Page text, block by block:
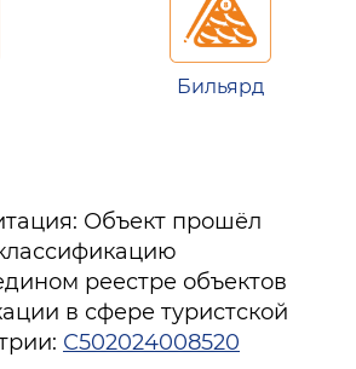
Бильярд
Объект прошёл
реестре объектов
в сфере туристской
С502024008520